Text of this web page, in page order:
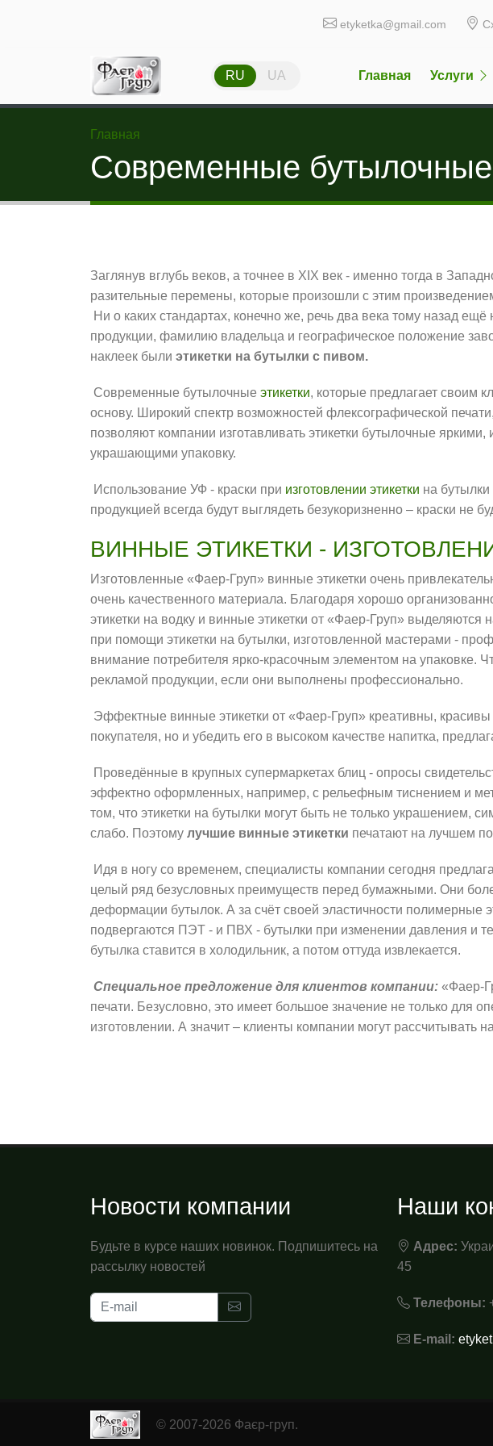
etyketka@gmail.com
RU UA Главная Услуги
Главная
Современные бутылочные
Заглянув вглубь веков, а точнее в XIX век - именно тогда в
разительные перемены, которые произошли с этим
Ни о каких стандартах, конечно же, речь два века тому назад ещё
продукции, фамилию владельца и географическое положение
наклеек были этикетки на бутылки с пивом.
Современные бутылочные этикетки, которые предлагает своим
основу. Широкий спектр возможностей флексографической
позволяют компании изготавливать этикетки бутылочные
украшающими упаковку.
Использование УФ - краски при изготовлении этикетки на
продукцией всегда будут выглядеть безукоризненно – краски не
ВИННЫЕ ЭТИКЕТКИ -
Изготовленные «Фаер-Груп» винные этикетки очень
очень качественного материала. Благодаря хорошо
этикетки на водку и винные этикетки от «Фаер-Груп»
при помощи этикетки на бутылки, изготовленной мастерами -
внимание потребителя ярко-красочным элементом на упаковке.
рекламой продукции, если они выполнены профессионально.
Эффектные винные этикетки от «Фаер-Груп» креативны,
покупателя, но и убедить его в высоком качестве напитка,
Проведённые в крупных супермаркетах блиц - опросы
эффектно оформленных, например, с рельефным тиснением и
том, что этикетки на бутылки могут быть не только украшением,
слабо. Поэтому лучшие винные этикетки печатают на лучшем
Идя в ногу со временем, специалисты компании сегодня
целый ряд безусловных преимуществ перед бумажными. Они
деформации бутылок. А за счёт своей эластичности полимерные
подвергаются ПЭТ - и ПВХ - бутылки при изменении давления и
бутылка ставится в холодильник, а потом оттуда извлекается.
Специальное предложение для клиентов компании: «Фаер-
печати. Безусловно, это имеет большое значение не только для
изготовлении. А значит – клиенты компании могут
Новости компании
Будьте в курсе наших новинок. Подпишитесь на
рассылку новостей
Наши
Адрес:
45
Телефоны:
E-mail:
© 2007-2026 Фаєр-груп.